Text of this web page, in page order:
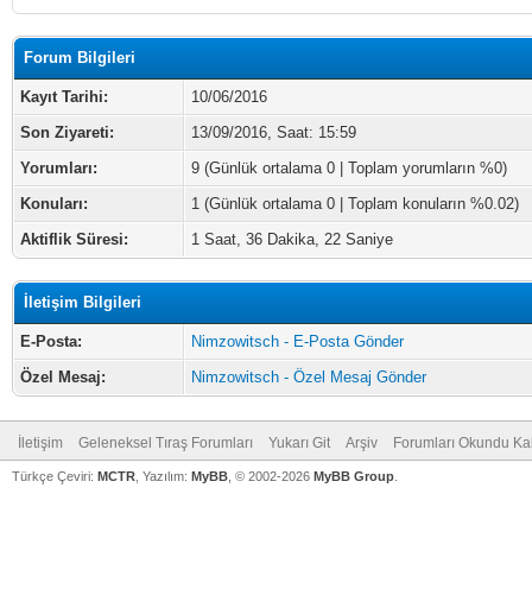
Forum Bilgileri
Kayıt Tarihi:
10/06/2016
Son Ziyareti:
13/09/2016, Saat: 15:59
Yorumları:
9 (Günlük ortalama 0 | Toplam yorumların %0)
Konuları:
1 (Günlük ortalama 0 | Toplam konuların %0.02)
Aktiflik Süresi:
1 Saat, 36 Dakika, 22 Saniye
İletişim Bilgileri
E-Posta:
Nimzowitsch - E-Posta Gönder
Özel Mesaj:
Nimzowitsch - Özel Mesaj Gönder
İletişim Geleneksel Tıraş Forumları Yukarı Git Arşiv Forumları Okundu
Türkçe Çeviri: MCTR , Yazılım: MyBB , © 2002-2026 MyBB Group